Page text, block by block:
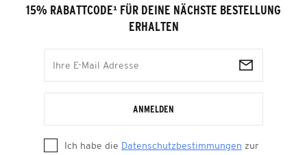
15% RABATTCODE¹ FÜR DEINE NÄCHSTE BESTELLUNG
ERHALTEN
ANMELDEN
Ich habe die Datenschutzbestimmungen zur